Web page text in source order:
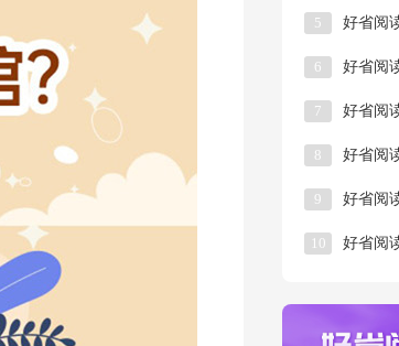
5
6
7
8
9
10